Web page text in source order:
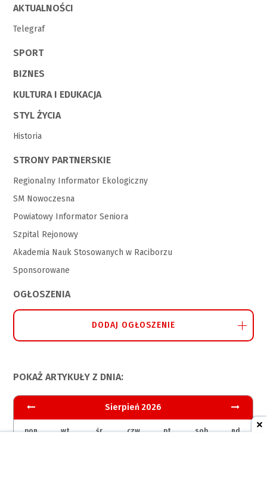
AKTUALNOŚCI
Telegraf
SPORT
BIZNES
KULTURA I EDUKACJA
STYL ŻYCIA
Historia
STRONY PARTNERSKIE
Regionalny Informator Ekologiczny
SM Nowoczesna
Powiatowy Informator Seniora
Szpital Rejonowy
Akademia Nauk Stosowanych w Raciborzu
Sponsorowane
OGŁOSZENIA
DODAJ OGŁOSZENIE
POKAŻ ARTYKUŁY Z DNIA:
Sierpień 2026
pon wt śr czw pt sob nd